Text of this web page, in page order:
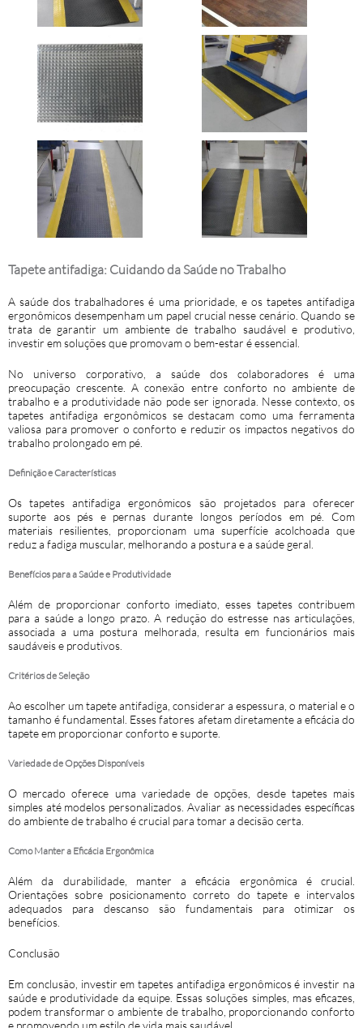
Tapete antifadiga: Cuidando da Saúde no Trabalho
A saúde dos trabalhadores é uma prioridade, e os tapetes antifadiga
ergonômicos desempenham um papel crucial nesse cenário. Quando se
trata de garantir um ambiente de trabalho saudável e produtivo,
investir em soluções que promovam o bem-estar é essencial.
No universo corporativo, a saúde dos colaboradores é uma
preocupação crescente. A conexão entre conforto no ambiente de
trabalho e a produtividade não pode ser ignorada. Nesse contexto, os
tapetes antifadiga ergonômicos se destacam como uma ferramenta
valiosa para promover o conforto e reduzir os impactos negativos do
trabalho prolongado em pé.
Definição e Características
Os tapetes antifadiga ergonômicos são projetados para oferecer
suporte aos pés e pernas durante longos períodos em pé. Com
materiais resilientes, proporcionam uma superfície acolchoada que
reduz a fadiga muscular, melhorando a postura e a saúde geral.
Benefícios para a Saúde e Produtividade
Além de proporcionar conforto imediato, esses tapetes contribuem
para a saúde a longo prazo. A redução do estresse nas articulações,
associada a uma postura melhorada, resulta em funcionários mais
saudáveis e produtivos.
Critérios de Seleção
Ao escolher umtapete antifadiga , considerar a espessura, o material e o
tamanho é fundamental. Esses fatores afetam diretamente a eficácia do
tapete em proporcionar conforto e suporte.
Variedade de Opções Disponíveis
O mercado oferece uma variedade de opções, desde tapetes mais
simples até modelos personalizados. Avaliar as necessidades específicas
do ambiente de trabalho é crucial para tomar a decisão certa.
Como Manter a Eficácia Ergonômica
Além da durabilidade, manter a eficácia ergonômica é crucial.
Orientações sobre posicionamento correto do tapete e intervalos
adequados para descanso são fundamentais para otimizar os
benefícios.
Conclusão
Em conclusão, investir em tapetes antifadiga ergonômicos é investir na
saúde e produtividade da equipe. Essas soluções simples, mas eficazes,
podem transformar o ambiente de trabalho, proporcionando conforto
e promovendo um estilo de vida mais saudável.